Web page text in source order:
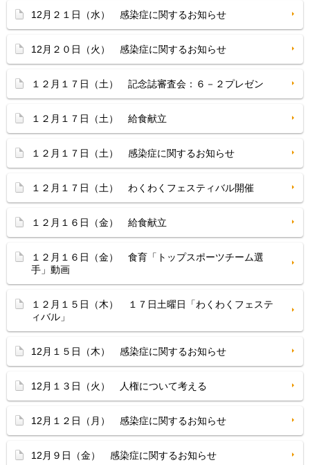
12月２１日（水） 感染症に関するお知らせ
12月２０日（火） 感染症に関するお知らせ
１２月１７日（土） 記念誌審査会：６－２プレゼン
１２月１７日（土） 給食献立
１２月１７日（土） 感染症に関するお知らせ
１２月１７日（土） わくわくフェスティバル開催
１２月１６日（金） 給食献立
１２月１６日（金） 食育「トップスポーツチーム選
手」動画
１２月１５日（木） １７日土曜日「わくわくフェステ
ィバル」
12月１５日（木） 感染症に関するお知らせ
12月１３日（火） 人権について考える
12月１２日（月） 感染症に関するお知らせ
12月９日（金） 感染症に関するお知らせ